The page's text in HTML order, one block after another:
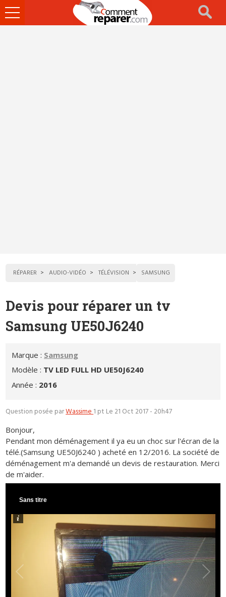
Ouvrir
le
RÉPARER AUDIO-VIDÉO TÉLÉVISION SAMSUNG
Devis pour réparer un tv
Samsung UE50J6240
Marque : Samsung
Modèle : TV LED FULL HD UE50J6240
Année : 2016
Question posée parWassime1 pt Le 21 Oct 2017 - 20h47
Bonjour,
Pendant mon déménagement il ya eu un choc sur l'écran de la
télé.(Samsung UE50J6240 ) acheté en 12/2016. La société de
déménagement m'a demandé un devis de restauration. Merci
de m'aider.
Sans titre